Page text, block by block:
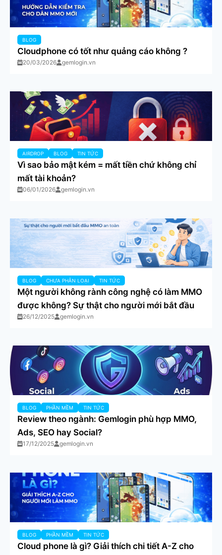
BLOG
Cloudphone có tốt như quảng cáo không ?
20/03/2026 gemlogin.vn
AIRDROP BLOG TIN TỨC
Vì sao bảo mật kém = mất tiền chứ không chỉ
mất tài khoản?
06/01/2026 gemlogin.vn
BLOG CHƯA PHÂN LOẠI TIN TỨC
Một người không rành công nghệ có làm MMO
được không? Sự thật cho người mới bắt đầu
26/12/2025 gemlogin.vn
BLOG PHẦN MỀM TIN TỨC
Review theo ngành: Gemlogin phù hợp MMO,
Ads, SEO hay Social?
17/12/2025 gemlogin.vn
BLOG PHẦN MỀM TIN TỨC
Cloud phone là gì? Giải thích chi tiết A-Z cho